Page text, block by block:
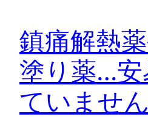
鎮痛解熱
塗り薬…安
ていませ